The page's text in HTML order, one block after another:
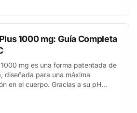
molecular, ofreciendo una de las
cerebral y visual.
1000 mg: Guía Completa
1000 mg es una forma patentada de
diseñada para una máxima
en el cuerpo. Gracias a su pH
para quienes buscan un potente